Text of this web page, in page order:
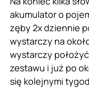
akumulator o
zęby 2x dziennie
wystarczy na
wystarczy
zestawu i już po
się kolejnymi